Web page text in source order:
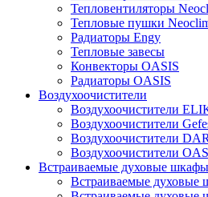
Тепловентиляторы
Тепловые пушки
Радиаторы Engy
Тепловые завесы
Конвекторы OASIS
Радиаторы OASIS
Воздухоочистители
Воздухоочистители
Воздухоочистители
Воздухоочистители
Воздухоочистители
Встраиваемые духовые шкафы
Встраиваемые духовые